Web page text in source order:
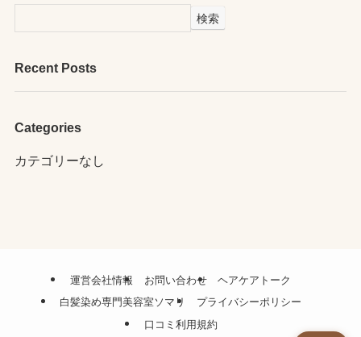
検索
Recent Posts
Categories
カテゴリーなし
運営会社情報 お問い合わせ
ヘアケアトーク
白髪染め専門美容室ソマリ
プライバシーポリシー
口コミ利用規約